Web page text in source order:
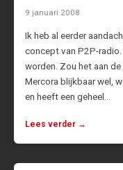
9 januari 2008
Ik heb al eerder
concept van P2P-
worden. Zou het aan
Mercora blijkbaar wel,
en heeft een geheel…
Lees verder →